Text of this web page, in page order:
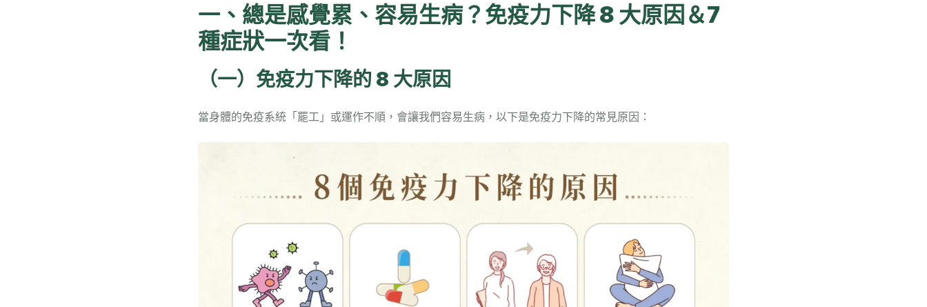
一、總是感覺累、容易生病？免疫力下降 8 大原因＆7
種症狀一次看！
（一）免疫力下降的 8 大原因
當身體的免疫系統「罷工」或運作不順，會讓我們容易生病，以下是免疫力下降的常見原因：